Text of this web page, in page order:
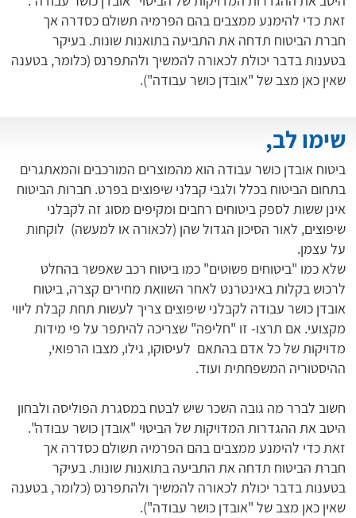
זאת כדי להימנע ממצבים בהם הפרמיה תשולם כסדרה אך
חברת הביטוח תדחה את התביעה בתואנות שונות. בעיקר
בטענות בדבר יכולת לכאורה להמשיך ולהתפרנס (כלומר, בטענה
שאין כאן מצב של "אובדן כושר עבודה").
ביטוח אובדן כושר עבודה הוא מהמוצרים המורכבים והמאתגרים
בתחום הביטוח בכלל ולגבי קבלני שיפוצים בפרט. חברות הביטוח
אינן ששות לספק ביטוחים רחבים ומקיפים מסוג זה לקבלני
שיפוצים, לאור הסיכון הגדול שהן (לכאורה או למעשה) לוקחות
על עצמן.
שלא כמו "ביטוחים פשוטים" כמו ביטוח רכב שאפשר בהחלט
לרכוש בקלות באינטרנט לאחר השוואת מחירים קצרה, ביטוח
אובדן כושר עבודה לקבלני שיפוצים צריך לעשות תחת קבלת ליווי
מקצועי. אם תרצו- זו "חליפה" שצריכה להיתפר על פי מידות
מדויקות של כל אדם בהתאם לעיסוקו, גילו, מצבו הרפואי,
ההיסטוריה המשפחתית ועוד.
חשוב לברר מה גובה השכר שיש לבטח במסגרת הפוליסה ולבחון
היטב את ההגדרות המדויקות של הביטוי "אובדן כושר עבודה".
זאת כדי להימנע ממצבים בהם הפרמיה תשולם כסדרה אך
חברת הביטוח תדחה את התביעה בתואנות שונות. בעיקר
בטענות בדבר יכולת לכאורה להמשיך ולהתפרנס (כלומר, בטענה
שאין כאן מצב של "אובדן כושר עבודה").
שימו לב,